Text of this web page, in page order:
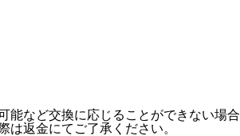
能など交換に応じることができない場合
は返金にてご了承ください。